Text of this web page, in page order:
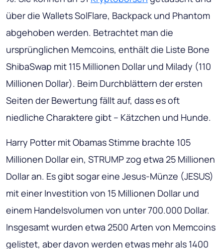
über die Wallets SolFlare, Backpack und Phantom
abgehoben werden. Betrachtet man die
ursprünglichen Memcoins, enthält die Liste Bone
ShibaSwap mit 115 Millionen Dollar und Milady (110
Millionen Dollar). Beim Durchblättern der ersten
Seiten der Bewertung fällt auf, dass es oft
niedliche Charaktere gibt – Kätzchen und Hunde.
Harry Potter mit Obamas Stimme brachte 105
Millionen Dollar ein, STRUMP zog etwa 25 Millionen
Dollar an. Es gibt sogar eine Jesus-Münze (JESUS)
mit einer Investition von 15 Millionen Dollar und
einem Handelsvolumen von unter 700.000 Dollar.
Insgesamt wurden etwa 2500 Arten von Memcoins
gelistet, aber davon werden etwas mehr als 1400